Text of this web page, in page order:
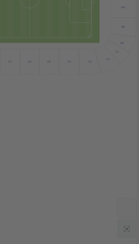
B6
B5
B4
C7 C6 C5 C4 C3
C2
C1